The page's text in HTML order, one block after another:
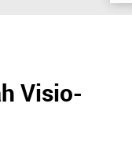
Visio-